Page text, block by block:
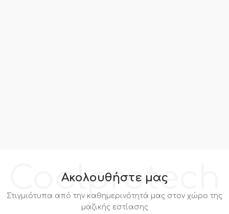
Coolprotech
Ακολουθήστε μας
Στιγμιότυπα από την καθημερινότητά μας στον χώρο της
μαζικής εστίασης